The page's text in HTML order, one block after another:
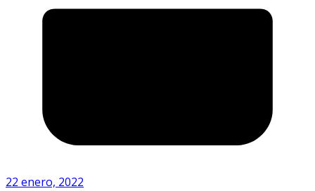
22 enero, 2022